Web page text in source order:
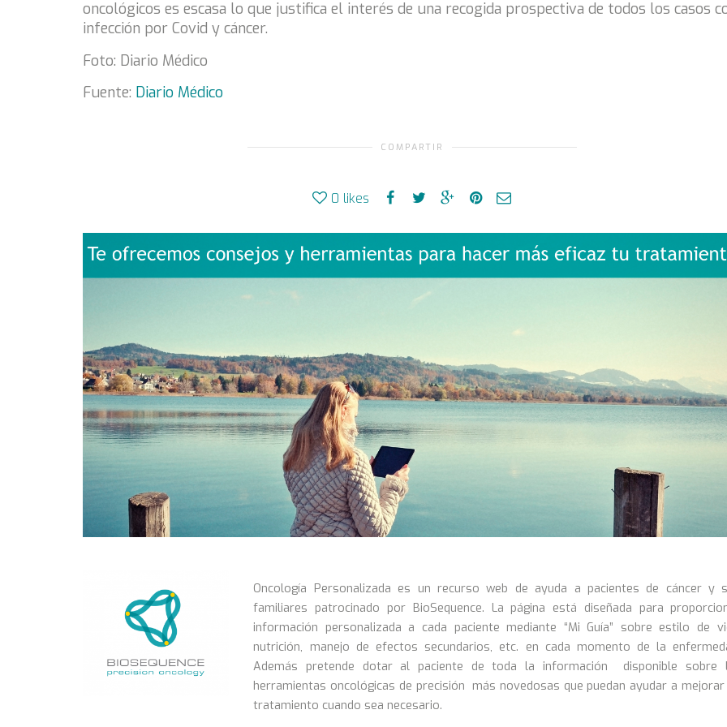
oncológicos es escasa lo que justifica el interés de una recogida prospectiva de todos los casos
infección por Covid y cáncer.
Foto: Diario Médico
Fuente: Diario Médico
COMPARTIR
0 likes
Oncología Personalizada es un recurso web de ayuda a pacientes de cáncer y
familiares patrocinado por BioSequence. La página está diseñada para
información personalizada a cada paciente mediante “Mi Guía” sobre estilo de
nutrición, manejo de efectos secundarios, etc. en cada momento de la
Además pretende dotar al paciente de toda la información disponible sobre
herramientas oncológicas de precisión más novedosas que puedan ayudar a
tratamiento cuando sea necesario.